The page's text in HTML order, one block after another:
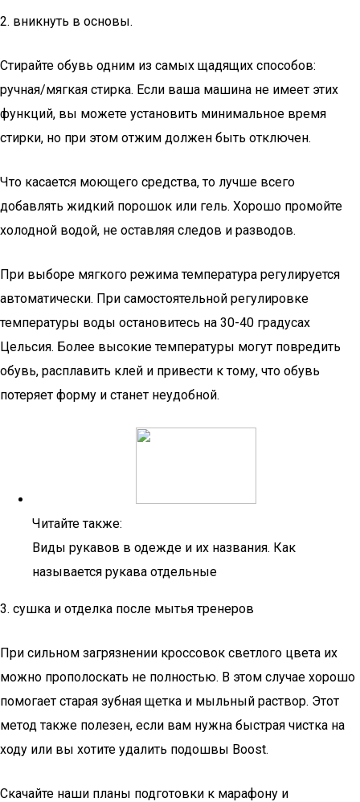
2. вникнуть в основы.
Стирайте обувь одним из самых щадящих способов:
ручная/мягкая стирка. Если ваша машина не имеет этих
функций, вы можете установить минимальное время
стирки, но при этом отжим должен быть отключен.
Что касается моющего средства, то лучше всего
добавлять жидкий порошок или гель. Хорошо промойте
холодной водой, не оставляя следов и разводов.
При выборе мягкого режима температура регулируется
автоматически. При самостоятельной регулировке
температуры воды остановитесь на 30-40 градусах
Цельсия. Более высокие температуры могут повредить
обувь, расплавить клей и привести к тому, что обувь
потеряет форму и станет неудобной.
Читайте также:
Виды рукавов в одежде и их названия. Как
называется рукава отдельные
3. сушка и отделка после мытья тренеров
При сильном загрязнении кроссовок светлого цвета их
можно прополоскать не полностью. В этом случае хорошо
помогает старая зубная щетка и мыльный раствор. Этот
метод также полезен, если вам нужна быстрая чистка на
ходу или вы хотите удалить подошвы Boost.
Скачайте наши планы подготовки к марафону и